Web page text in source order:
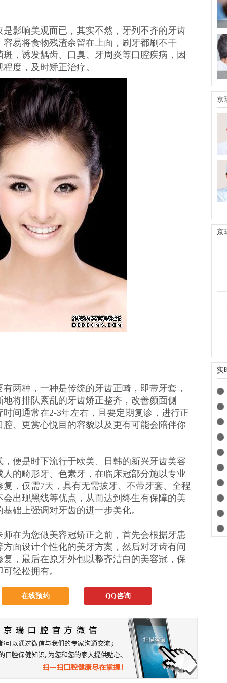
响美观而已，其实不然，牙列不齐的牙齿
易将食物残渣余留在上面，刷牙都刷不干
，诱发龋齿、口臭、牙周炎等口腔疾病，因
度，及时矫正治疗。
种，一种是传统的牙齿正畸，即带牙套，
将排队紊乱的牙齿矫正整齐，改善颜面侧
间通常在2-3年左右，且要定期复诊，进行正
、更赏心悦目的容貌以及更有可能会陪伴你
是时下流行于欧美、日韩的新兴牙齿美容
的畸形牙、色素牙，在临床冠部分施以专业
，仅需7天，具有无需拔牙、不带牙套、全程
出现黑线等优点，从而达到终生有保障的美
础上强调对牙齿的进一步美化。
为您做美容冠矫正之前，首先会根据牙患
面设计个性化的美牙方案，然后对牙齿有问
，最后在原牙外包以整齐洁白的美容冠，保
轻松拥有。
在线预约 QQ咨询
京
京
实